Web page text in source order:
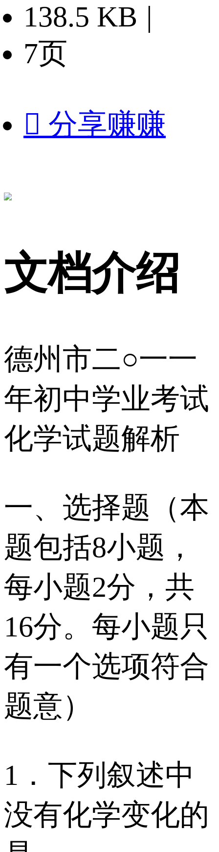
138.5 KB |
7页
 分享赚赚
文档介绍
德州市二○一一
年初中学业考试
化学试题解析
一、选择题（本
题包括8小题，
每小题2分，共
16分。每小题只
有一个选项符合
题意）
1．下列叙述中
没有化学变化的